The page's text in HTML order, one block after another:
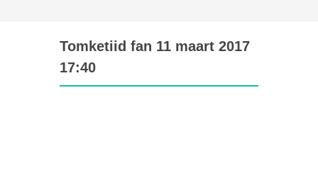
Tomketiid fan 11 maart 2017
17:40